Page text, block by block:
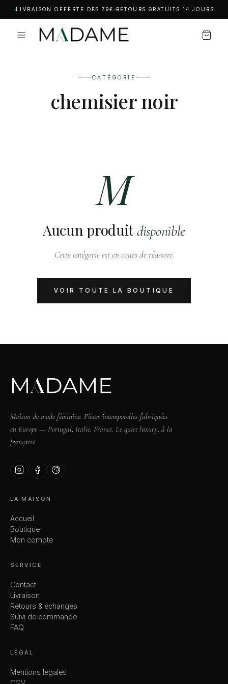
LIVRAISON OFFERTE DÈS 79€ RETOURS GRATUITS 14 JOURS
CATÉGORIE
chemisier noir
M
Aucun produitdisponible
Cette catégorie est en cours de réassort.
VOIR TOUTE LA BOUTIQUE
Maison de mode féminine. Pièces intemporelles fabriquées
en Europe — Portugal, Italie, France. Le quiet luxury, à la
française.
LA MAISON
Accueil
Boutique
Mon compte
SERVICE
Contact
Livraison
Retours & échanges
Suivi de commande
FAQ
LÉGAL
Mentions légales